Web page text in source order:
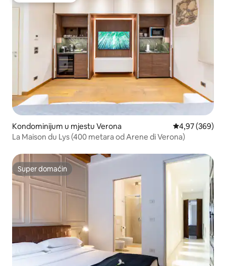
Kondominijum u mjestu Verona prosječna
4,97 (369)
La Maison du Lys (400 metara od Arene di Verona)
Super domaćin
Super domaćin